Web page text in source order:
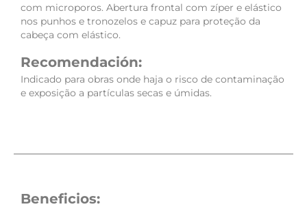
com microporos. Abertura frontal com zíper e elástico
nos punhos e tronozelos e capuz para proteção da
cabeça com elástico.
Recomendación:
Indicado para obras onde haja o risco de contaminação
e exposição a partículas secas e úmidas.
Beneficios: